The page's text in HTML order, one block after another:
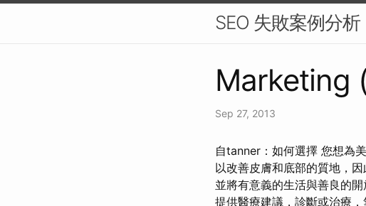
SEO 失敗案例分
Marketing
Sep 27, 2013
自tanner：如何選擇 您想為
以改善皮膚和底部的質地，
並將有意義的生活與善良的
提供醫療建議，診斷或治療